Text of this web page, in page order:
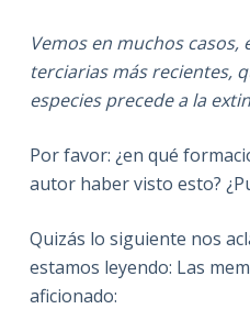
Vemos en muchos casos,
terciarias más recientes,
especies precede a la
Por favor: ¿en qué
autor haber visto esto?
Quizás lo siguiente nos
estamos leyendo: Las
aficionado: